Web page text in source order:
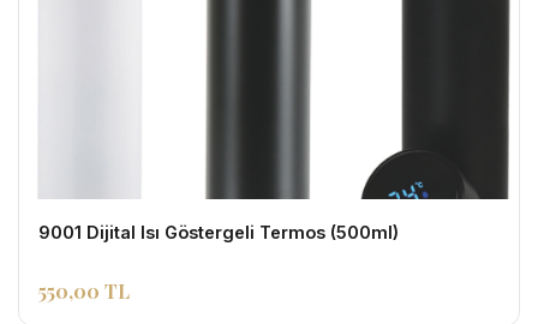
9001 Dijital Isı Göstergeli Termos (500ml)
550,00 TL